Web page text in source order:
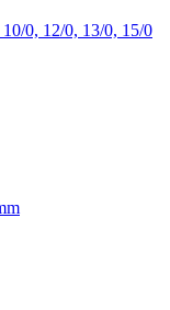
0, 12/0, 13/0, 15/0